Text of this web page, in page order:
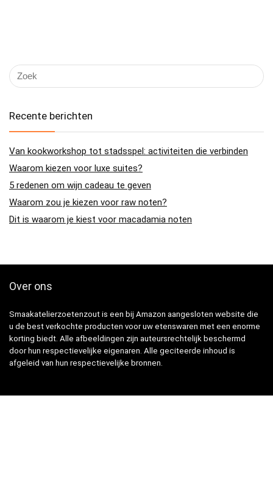
Recente berichten
Van kookworkshop tot stadsspel: activiteiten die verbinden
Waarom kiezen voor luxe suites?
5 redenen om wijn cadeau te geven
Waarom zou je kiezen voor raw noten?
Dit is waarom je kiest voor macadamia noten
Over ons
Smaakatelierzoetenzout is een bij Amazon aangesloten website die
u de best verkochte producten voor uw etenswaren met een enorme
korting biedt. Alle afbeeldingen zijn auteursrechtelijk beschermd
door hun respectievelijke eigenaren. Alle geciteerde inhoud is
afgeleid van hun respectievelijke bronnen.